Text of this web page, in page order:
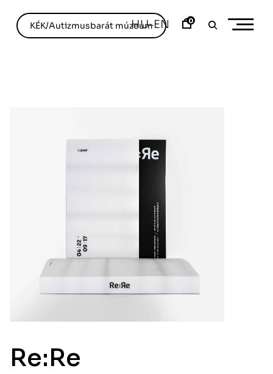
KÉK/Autizmusbarát múzeum
HU–EN 0
Re:Re